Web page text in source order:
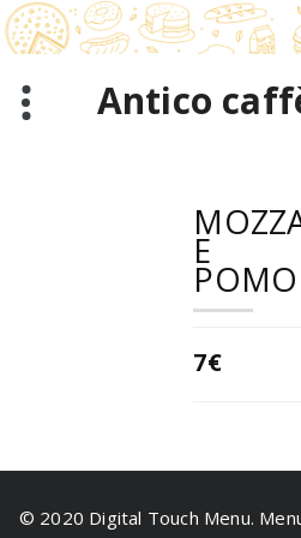
Salta
al
contenuto
Antico
E
7€
© 2020 Digital Touch Menu.